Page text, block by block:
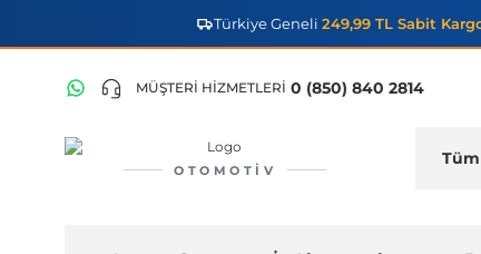
Türkiye Geneli 249,99 TL Sabit
MÜŞTERİ HİZMETLERİ 0 (850) 840 2814
OTOMOTIV